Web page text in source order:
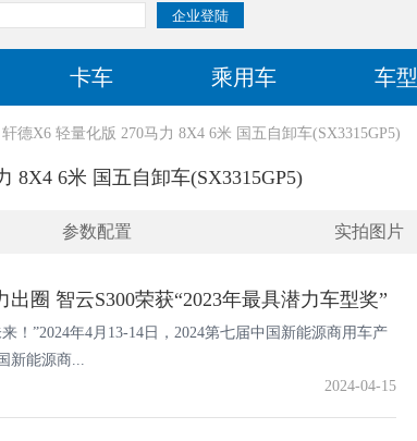
卡车 乘用车 车型
德X6 轻量化版 270马力 8X4 6米 国五自卸车(SX3315GP5)
8X4 6米 国五自卸车(SX3315GP5)
参数配置 实拍图片
出圈 智云S300荣获“2023年最具潜力车型奖”
！”2024年4月13-14日，2024第七届中国新能源商用车产
新能源商...
2024-04-15